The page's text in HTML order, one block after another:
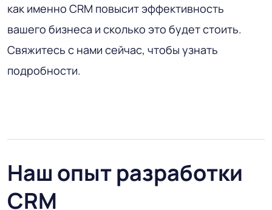
как именно CRM повысит эффективность
вашего бизнеса и сколько это будет стоить.
Свяжитесь с нами сейчас, чтобы узнать
подробности.
Наш опыт разработки
CRM